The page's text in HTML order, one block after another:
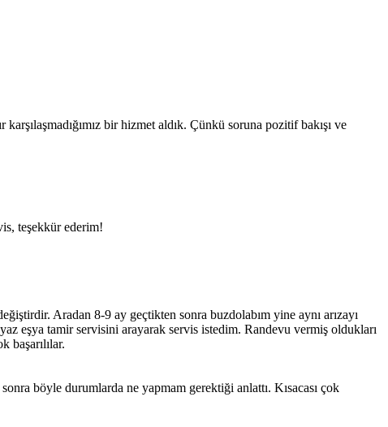
bir hizmet aldık. Çünkü soruna pozitif bakışı ve
teşekkür ederim!
Aradan 8-9 ay geçtikten sonra buzdolabım yine aynı arızayı
eşya tamir servisini arayarak servis istedim. Randevu vermiş oldukları
başarılılar.
böyle durumlarda ne yapmam gerektiği anlattı. Kısacası çok